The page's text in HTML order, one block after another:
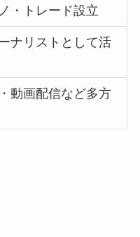
・トレード設立
ナリストとして活
動画配信など多方